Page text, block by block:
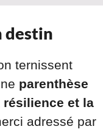
destin
ternissent
parenthèse
résilience et la
adressé par